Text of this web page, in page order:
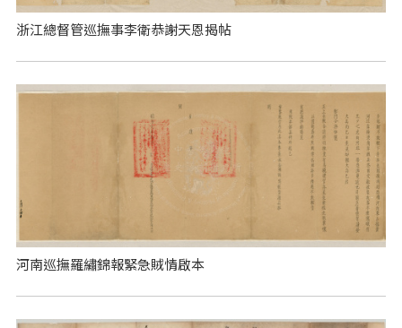
浙江總督管巡撫事李衛恭謝天恩揭帖
河南巡撫羅繡錦報緊急賊情啟本